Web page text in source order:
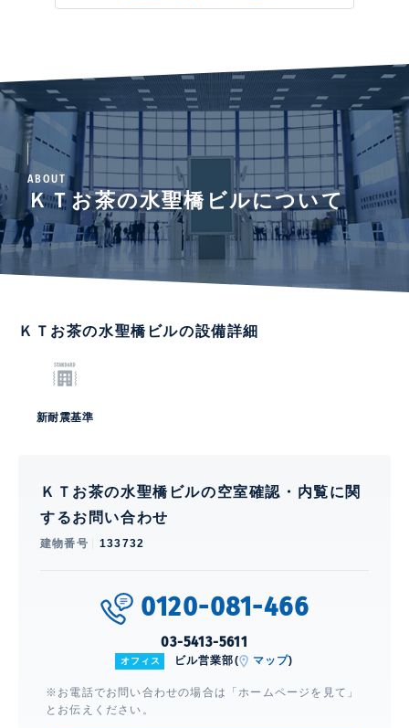
ABOUT
ＫＴお茶の水聖橋ビルについて
ＫＴお茶の水聖橋ビルの設備詳細
新耐震基準
ＫＴお茶の水聖橋ビルの空室確認・内覧に関
するお問い合わせ
建物番号 133732
0120-081-466
03-5413-5611
オフィス ビル営業部( マップ)
※お電話でお問い合わせの場合は「ホームページを見て」
とお伝えください。